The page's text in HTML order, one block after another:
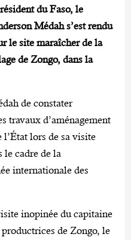
du Faso, le
Médah s’est rendu
le site maraîcher de la
de Zongo, dans la
de constater
travaux d’aménagement
lors de sa visite
le cadre de la
internationale des
inopinée du capitaine
de Zongo, le